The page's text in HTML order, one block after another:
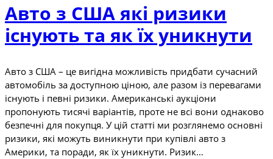
Авто з США які ризики
існують та як їх уникнути
Авто з США – це вигідна можливість придбати сучасний
автомобіль за доступною ціною, але разом із перевагами
існують і певні ризики. Американські аукціони
пропонують тисячі варіантів, проте не всі вони однаково
безпечні для покупця. У цій статті ми розглянемо основні
ризики, які можуть виникнути при купівлі авто з
Америки, та поради, як їх уникнути. Ризик…